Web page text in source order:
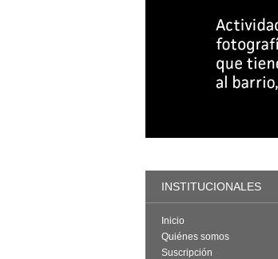
INSTITUCIONALES
Inicio
Quiénes somos
Suscripción